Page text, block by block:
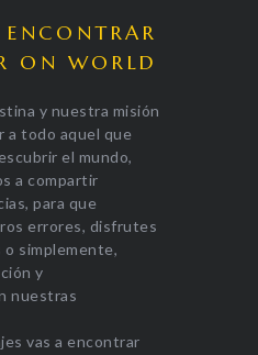
ON WORLD
y nuestra misión
a todo aquel que
el mundo,
a compartir
para que
errores, disfrutes
simplemente,
y
nuestras
vas a encontrar